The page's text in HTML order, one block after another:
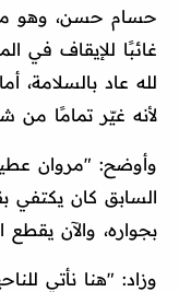
حسام حسن، وهو
غائبًا للإيقاف في
لله عاد
لأنه غيّر تمامًا من
وأوضح: "مروان عطية
السابق كان يكتفي
بجواره، والآن يقطع
وزاد: "هنا نأتي